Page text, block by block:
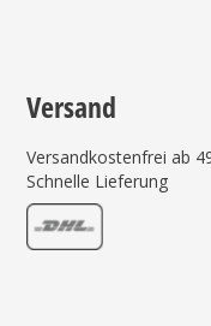
Versand
Versandkostenfrei ab
Schnelle Lieferung